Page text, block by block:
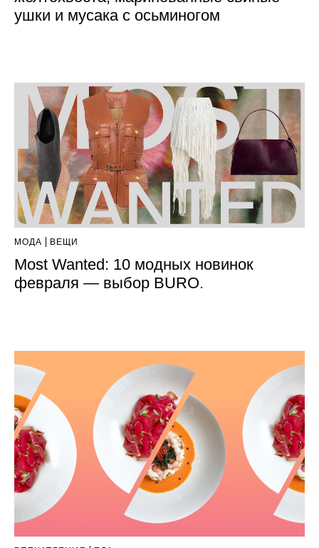
ушки и мусака с осьминогом
МОДА ВЕЩИ
Most Wanted: 10 модных новинок
февраля — выбор BURO.